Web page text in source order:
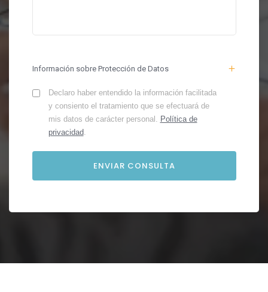
Información sobre Protección de Datos
Declaro haber entendido la información facilitada
y consiento el tratamiento que se efectuará de
mis datos de carácter personal. Política de
privacidad.